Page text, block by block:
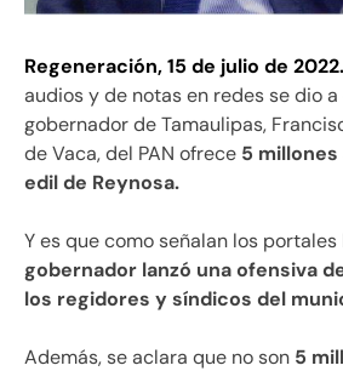
Regeneración, 15 de julio de 2022.
audios y de notas en redes se dio
gobernador de Tamaulipas,
de Vaca, del PAN ofrece 5
edil de Reynosa.
Y es que como señalan los portales
gobernador lanzó una ofensiva
los regidores y síndicos del
Además, se aclara que no son 5